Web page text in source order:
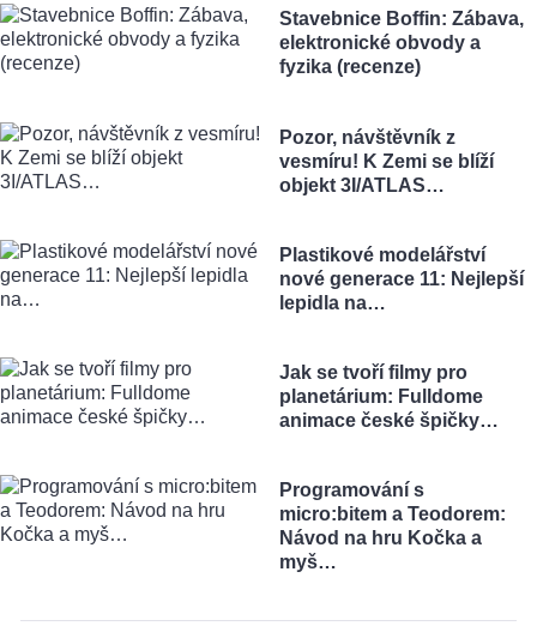
Stavebnice Boffin: Zábava,
elektronické obvody a
fyzika (recenze)
Pozor, návštěvník z
vesmíru! K Zemi se blíží
objekt 3I/ATLAS…
Plastikové modelářství
nové generace 11: Nejlepší
lepidla na…
Jak se tvoří filmy pro
planetárium: Fulldome
animace české špičky…
Programování s
micro:bitem a Teodorem:
Návod na hru Kočka a
myš…